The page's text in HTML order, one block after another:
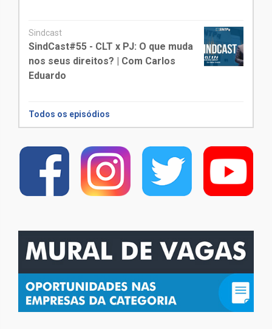
Sindcast
SindCast#55 - CLT x PJ: O que muda
nos seus direitos? | Com Carlos
Eduardo
Todos os episódios